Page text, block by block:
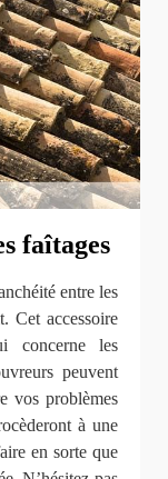
faîtages
entre les
Cet accessoire
concerne les
peuvent
vos problèmes
à une
en sorte que